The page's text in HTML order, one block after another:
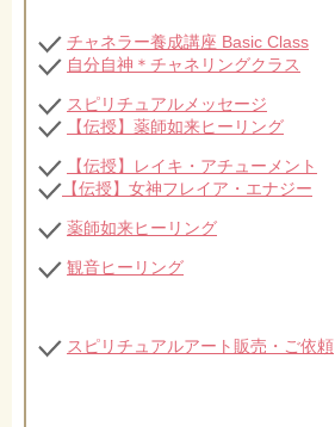
チャネラー養成講座 Basic Class
自分自神＊チャネリングクラス
スピリチュアルメッセージ
【伝授】薬師如来ヒーリング
【伝授】レイキ・アチューメント
【伝授】女神フレイア・エナジー
薬師如来ヒーリング
観音ヒーリング
スピリチュアルアート販売・ご依頼